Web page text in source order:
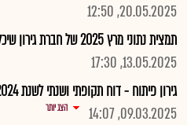
20.05.2025, 12:50
תמצית נתוני מרץ 2025 של חברת גירון שיכללו בתשקיף דסטיני נדלן
13.05.2025, 17:30
גירון פיתוח - דוח תקופתי ושנתי לשנת 2024
09.03.2025, 14:07
הצג יותר